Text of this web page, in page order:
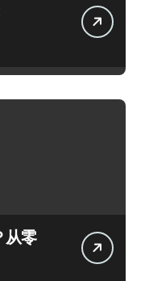
从零